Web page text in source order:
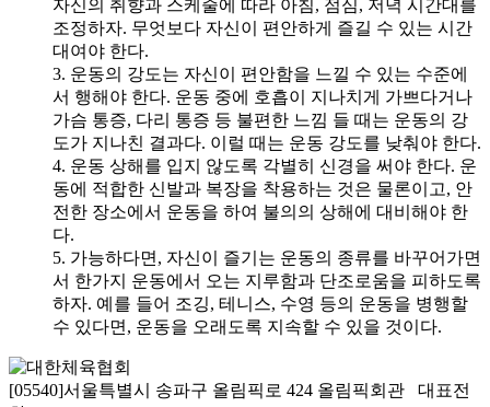
자신의 취향과 스케줄에 따라 아침, 점심, 저녁 시간대를
조정하자. 무엇보다 자신이 편안하게 즐길 수 있는 시간
대여야 한다.
3. 운동의 강도는 자신이 편안함을 느낄 수 있는 수준에
서 행해야 한다. 운동 중에 호흡이 지나치게 가쁘다거나
가슴 통증, 다리 통증 등 불편한 느낌 들 때는 운동의 강
도가 지나친 결과다. 이럴 때는 운동 강도를 낮춰야 한다.
4. 운동 상해를 입지 않도록 각별히 신경을 써야 한다. 운
동에 적합한 신발과 복장을 착용하는 것은 물론이고, 안
전한 장소에서 운동을 하여 불의의 상해에 대비해야 한
다.
5. 가능하다면, 자신이 즐기는 운동의 종류를 바꾸어가면
서 한가지 운동에서 오는 지루함과 단조로움을 피하도록
하자. 예를 들어 조깅, 테니스, 수영 등의 운동을 병행할
수 있다면, 운동을 오래도록 지속할 수 있을 것이다.
[05540]서울특별시 송파구 올림픽로 424 올림픽회관 대표전